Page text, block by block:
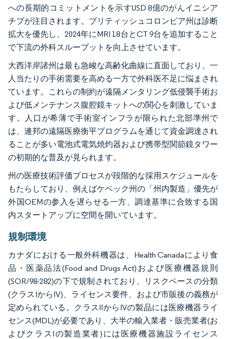
への長期的コミットメントを示すUSD 8億のがんイニシア
チブが注目されます。ブリティッシュコロンビア州は診断
拡大を優先し、2024年にMRI 18台とCT 9台を追加すること
で下流の外科スループットを向上させています。
大西洋岸諸州は最も急峻な高齢化曲線に直面しており、一
人当たりの手術需要を高める一方で外科医不足に悩まされ
ています。これらの制約が遠隔メンタリング低侵襲手術お
よび低メンテナンス腹腔鏡キットへの関心を刺激していま
す。人口が希薄で手術室インフラが限られた北部準州で
は、連邦の遠隔医療衡平プログラムを通じて資金調達され
ることが多い電池式電気焼灼器および携帯型関節鏡タワー
の初期的な普及が見られます。
州の医療技術評価プロセスが段階的な採用スケジュールを
もたらしており、例えばケベック州の「州内製造」優先が
外国OEMの参入を遅らせる一方、調達基準に合致する国
内スタートアップに空間を開いています。
規制環境
カナダにおける一般外科機器は、Health Canadaにより食
品・医薬品法(Food and Drugs Act)および医療機器規則
(SOR/98-282)の下で規制されており、リスクベースの分類
(クラスIからIV)、ライセンス要件、および市販後の義務が
定められている。クラスIIからIVの製品には医療機器ライ
センス(MDL)が必要であり、大半の輸入業者・販売業者(お
よびクラスIの製造業者)には医療機器施設ライセンス